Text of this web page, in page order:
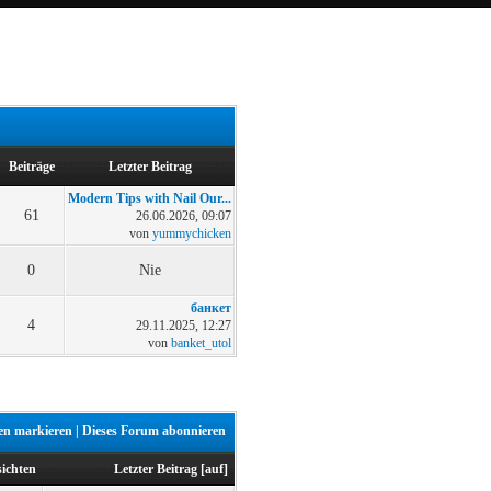
Beiträge Letzter Beitrag
61
Modern Tips with Nail Our...
26.06.2026, 09:07
von yummychicken
0 Nie
4
банкет
29.11.2025, 12:27
von banket_utol
markieren Dieses Forum abonnieren
Letzter Beitrag [auf]